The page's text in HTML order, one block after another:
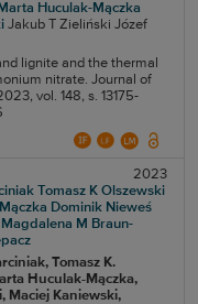
Marta Huculak-Mączka
Jakub T Zieliński Józef
lignite and the thermal
nitrate. Journal of
vol. 148, s. 13175-
2023
Tomasz K Olszewski
Dominik Nieweś
Magdalena M Braun-
, Tomasz K.
Huculak-Mączka,
, Maciej Kaniewski,